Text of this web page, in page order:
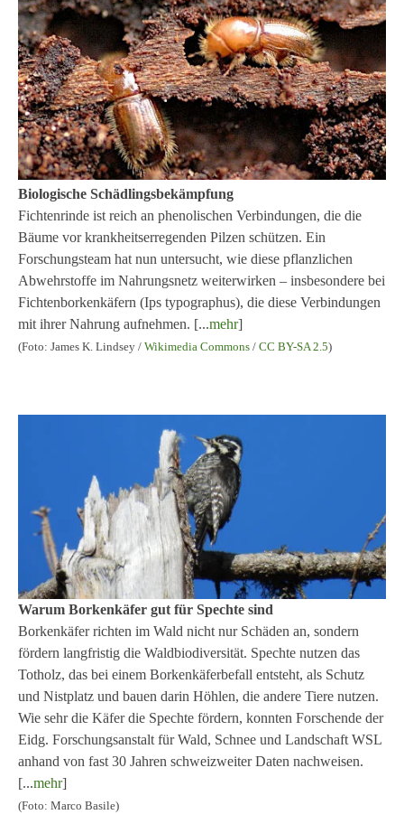
Biologische Schädlingsbekämpfung
Fichtenrinde ist reich an phenolischen Verbindungen, die die
Bäume vor krankheitserregenden Pilzen schützen. Ein
Forschungsteam hat nun untersucht, wie diese pflanzlichen
Abwehrstoffe im Nahrungsnetz weiterwirken – insbesondere bei
Fichtenborkenkäfern (Ips typographus), die diese Verbindungen
mit ihrer Nahrung aufnehmen. [...mehr]
(Foto: James K. Lindsey / Wikimedia Commons / CC BY-SA 2.5)
Warum Borkenkäfer gut für Spechte sind
Borkenkäfer richten im Wald nicht nur Schäden an, sondern
fördern langfristig die Waldbiodiversität. Spechte nutzen das
Totholz, das bei einem Borkenkäferbefall entsteht, als Schutz
und Nistplatz und bauen darin Höhlen, die andere Tiere nutzen.
Wie sehr die Käfer die Spechte fördern, konnten Forschende der
Eidg. Forschungsanstalt für Wald, Schnee und Landschaft WSL
anhand von fast 30 Jahren schweizweiter Daten nachweisen.
[...mehr]
(Foto: Marco Basile)